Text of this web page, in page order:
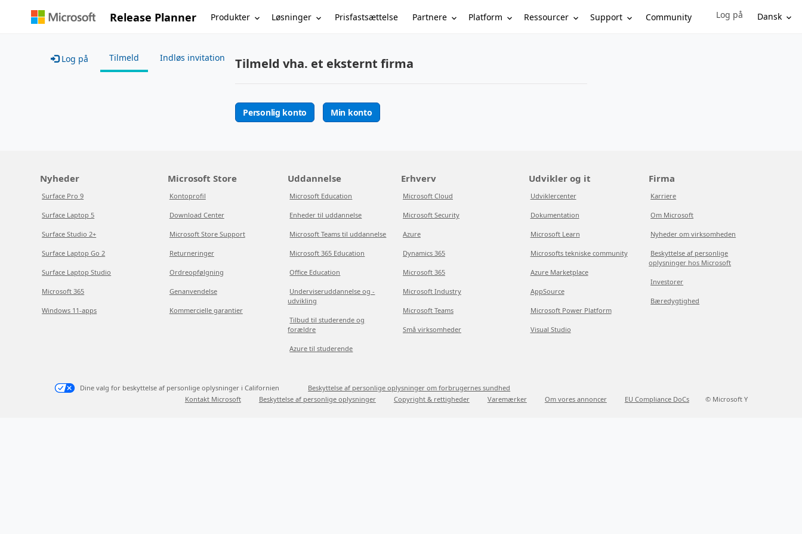
Release Planner Produkter Løsninger Prisfastsættelse Partnere Platform Ressourcer Support Community Sign in to your account
Log på Dansk
Log på Tilmeld Indløs invitation Tilmeld vha. et eksternt firma
Personlig konto Min konto
Nyheder
Surface Pro 9
Surface Laptop 5
Surface Studio 2+
Surface Laptop Go 2
Surface Laptop Studio
Microsoft 365
Windows 11-apps
Microsoft Store
Kontoprofil
Download Center
Microsoft Store Support
Returneringer
Ordreopfølgning
Genanvendelse
Kommercielle garantier
Uddannelse
Microsoft Education
Enheder til uddannelse
Microsoft Teams til uddannelse
Microsoft 365 Education
Office Education
Underviseruddannelse og -
udvikling
Tilbud til studerende og
forældre
Azure til studerende
Erhverv
Microsoft Cloud
Microsoft Security
Azure
Dynamics 365
Microsoft 365
Microsoft Industry
Microsoft Teams
Små virksomheder
Udvikler og it
Udviklercenter
Dokumentation
Microsoft Learn
Microsofts tekniske community
Azure Marketplace
AppSource
Microsoft Power Platform
Visual Studio
Firma
Karriere
Om Microsoft
Nyheder om virksomheden
Beskyttelse af personlige
oplysninger hos Microsoft
Investorer
Bæredygtighed
Dine valg for beskyttelse af personlige oplysninger i Californien
Beskyttelse af personlige oplysninger om forbrugernes sundhed
Kontakt Microsoft
Beskyttelse af personlige oplysninger Copyright & rettigheder Varemærker Om vores annoncer EU Compliance DoCs © Microsoft Y